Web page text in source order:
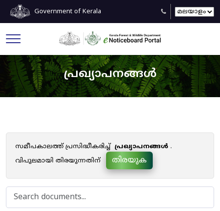
Government of Kerala
പ്രഖ്യാപനങ്ങൾ
സമീപകാലത്ത് പ്രസിദ്ധീകരിച്ച് പ്രഖ്യാപനങ്ങൾ .
വിപുലമായി തിരയുന്നതിന്
തിരയുക